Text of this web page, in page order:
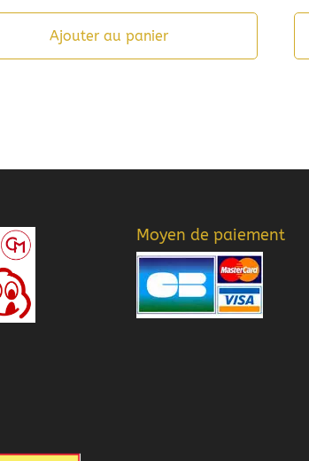
Ajouter au panier
Moyen de paiement